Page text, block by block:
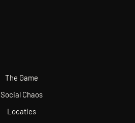
The Game
Social Chaos
Locaties